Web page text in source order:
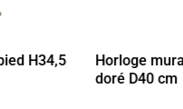
H34,5
Horloge
doré D40 cm